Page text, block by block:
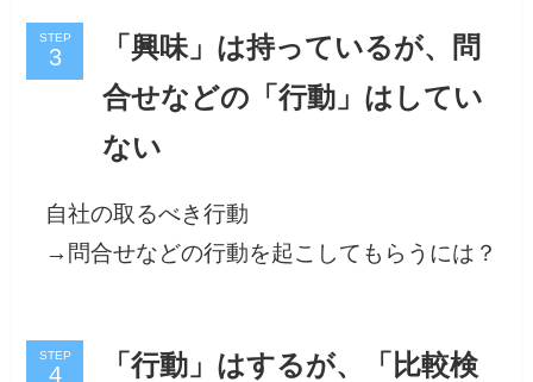
STEP
「興味」は持っているが、問
合せなどの「行動」はしてい
ない
自社の取るべき行動
→問合せなどの行動を起こしてもらうには？
STEP
「行動」はするが、「比較検